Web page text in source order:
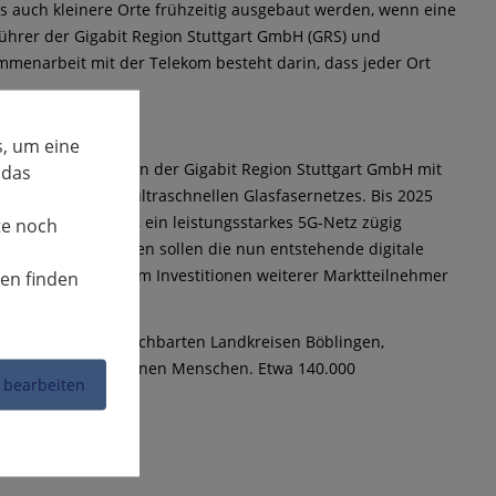
auch kleinere Orte frühzeitig ausgebaut werden, wenn eine
der Gigabit Region Stuttgart GmbH (GRS) und
mit der Telekom besteht darin, dass jeder Ort
der Kooperation der Gigabit Region Stuttgart GmbH mit
Ausbau des ultraschnellen Glasfasernetzes. Bis 2025
ist geplant, ein leistungsstarkes 5G-Netz zügig
Unternehmen sollen die nun entstehende digitale
das Programm Investitionen weiterer Marktteilnehmer
in den fünf benachbarten Landkreisen Böblingen,
rund 2,8 Millionen Menschen. Etwa 140.000
um eine
noch
finden